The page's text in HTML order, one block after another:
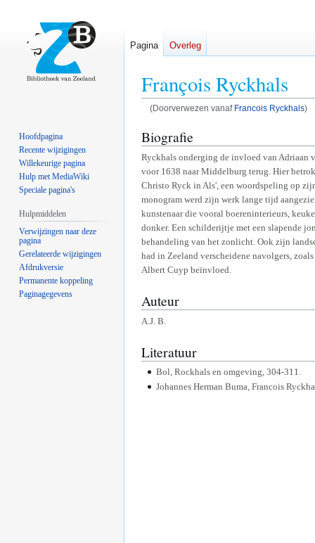
François Ryckhals
(Doorverwezen vanaf Francois Ryckhals)
Naar
navigatie
springen
Naar
zoeken
springen
Biografie
Ryckhals onderging de invloed van Adriaan
voor 1638 naar Middelburg terug. Hier
Christo Ryck in Als', een woordspeling op
monogram werd zijn werk lange tijd
kunstenaar die vooral boereninterieurs,
donker. Een schilderijtje met een slapende
behandeling van het zonlicht. Ook zijn
had in Zeeland verscheidene navolgers,
Albert Cuyp beïnvloed.
Auteur
A.J. B.
Literatuur
Bol, Rockhals en omgeving, 304-311.
Johannes Herman Buma, Francois
Pagina Overleg
Hoofdpagina
Recente wijzigingen
Willekeurige pagina
Hulp met MediaWiki
Speciale pagina's
Hulpmiddelen
Verwijzingen naar deze
pagina
Gerelateerde wijzigingen
Afdrukversie
Permanente koppeling
Paginagegevens